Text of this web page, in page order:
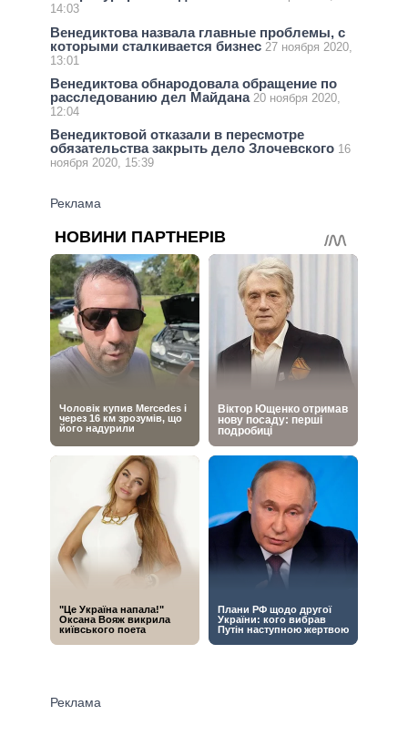
14:03
Венедиктова назвала главные проблемы, с
которыми сталкивается бизнес 27 ноября 2020,
13:01
Венедиктова обнародовала обращение по
расследованию дел Майдана 20 ноября 2020,
12:04
Венедиктовой отказали в пересмотре
обязательства закрыть дело Злочевского 16
ноября 2020, 15:39